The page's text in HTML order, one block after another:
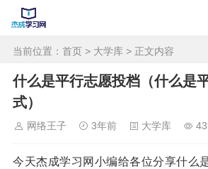
当前位置： 首页 > 大学库 > 正文内容
什么是平行志愿投档（什么是
式）
网络王子 3年前 大学库
今天杰成学习网小编给各位分享什么